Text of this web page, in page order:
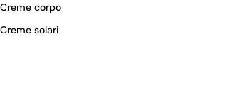
Creme corpo
Creme solari